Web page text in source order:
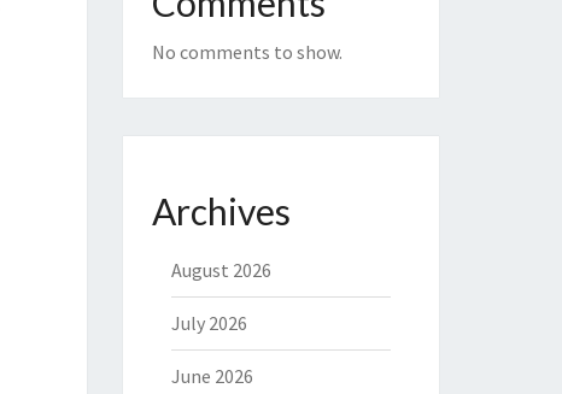
No comments to show.
Archives
August 2026
July 2026
June 2026